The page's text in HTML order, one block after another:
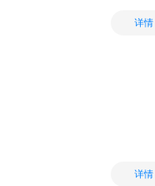
详情
详情